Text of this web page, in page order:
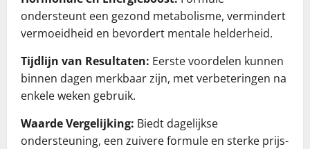
ondersteunt een gezond metabolisme, vermindert
vermoeidheid en bevordert mentale helderheid.
Tijdlijn van Resultaten: Eerste voordelen kunnen
binnen dagen merkbaar zijn, met verbeteringen na
enkele weken gebruik.
Waarde Vergelijking: Biedt dagelijkse
ondersteuning, een zuivere formule en sterke prijs-